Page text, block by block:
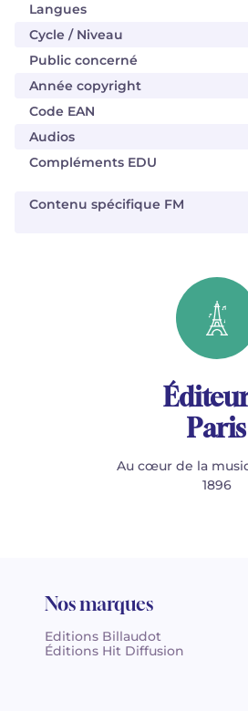
Langues
Cycle / Niveau
Public concerné
Année copyright
Code EAN
Audios
Compléments EDU
Contenu spécifique FM
Paris
Au cœur de la
1896
Nos marques
Editions Billaudot
Éditions Hit Diffusion